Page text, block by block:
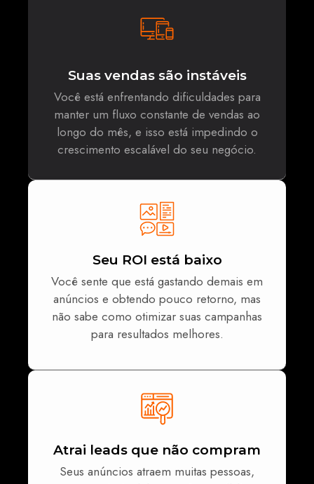
Suas vendas são instáveis
Você está enfrentando dificuldades para
manter um fluxo constante de vendas ao
longo do mês, e isso está impedindo o
crescimento escalável do seu negócio.
Seu ROI está baixo
Você sente que está gastando demais em
anúncios e obtendo pouco retorno, mas
não sabe como otimizar suas campanhas
para resultados melhores.
Atrai leads que não compram
Seus anúncios atraem muitas pessoas,